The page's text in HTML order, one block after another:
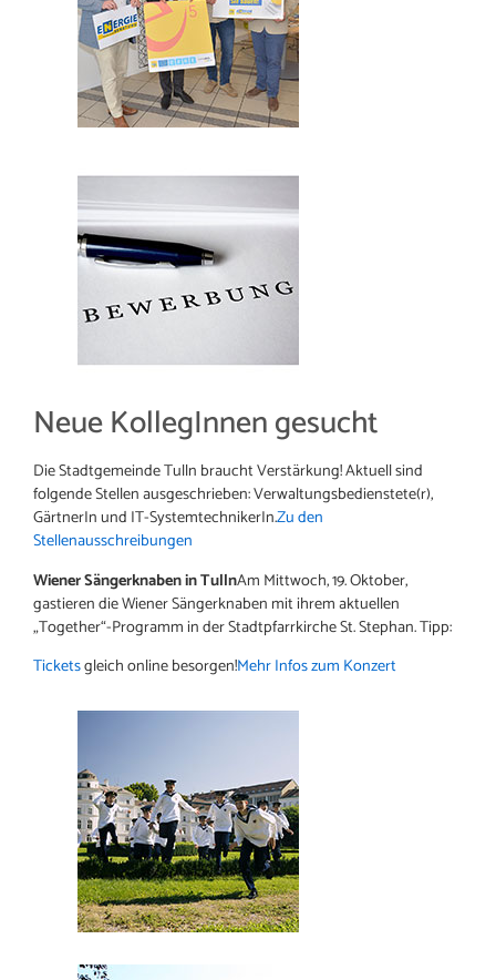
Neue KollegInnen gesucht
Die Stadtgemeinde Tulln braucht Verstärkung! Aktuell sind
folgende Stellen ausgeschrieben: Verwaltungsbedienstete(r),
GärtnerIn und IT-SystemtechnikerIn.Zu den
Stellenausschreibungen
Wiener Sängerknaben in TullnAm Mittwoch, 19. Oktober,
gastieren die Wiener Sängerknaben mit ihrem aktuellen
„Together“-Programm in der Stadtpfarrkirche St. Stephan. Tipp:
Ticketsgleich online besorgen!Mehr Infos zum Konzert